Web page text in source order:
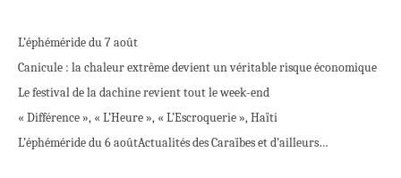
L’éphéméride du 7 août
Canicule : la chaleur extrême devient un véritable risque économique
Le festival de la dachine revient tout le week-end
« Différence », « L’Heure », « L’Escroquerie », Haïti
L’éphéméride du 6 aoûtActualités des Caraïbes et d’ailleurs…